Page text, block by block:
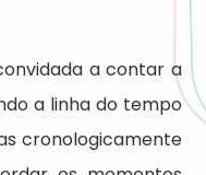
a contar a
a linha do tempo
cronologicamente